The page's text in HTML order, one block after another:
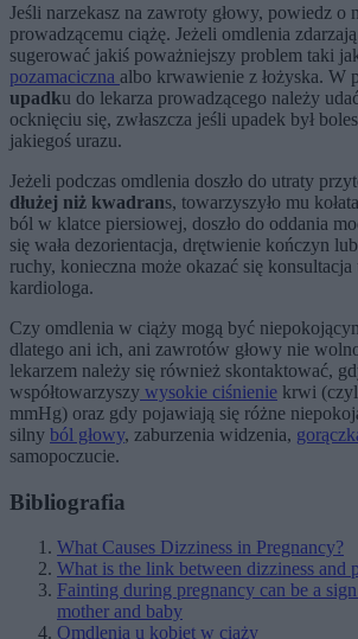
Jeśli narzekasz na zawroty głowy, powiedz o
prowadzącemu ciążę. Jeżeli omdlenia
sugerować jakiś poważniejszy problem taki
pozamaciczna albo krwawienie z łożyska. W
upadku do lekarza prowadzącego należy
ocknięciu się, zwłaszcza jeśli upadek był
jakiegoś urazu.
Jeżeli podczas omdlenia doszło do utraty
dłużej niż kwadrans, towarzyszyło mu
ból w klatce piersiowej, doszło do oddania
się wała dezorientacja, drętwienie kończyn
ruchy, konieczna może okazać się konsultacja
kardiologa.
Czy omdlenia w ciąży mogą być
dlatego ani ich, ani zawrotów głowy nie
lekarzem należy się również skontaktować,
współtowarzyszy wysokie ciśnienie krwi
mmHg) oraz gdy pojawiają się różne
silny ból głowy, zaburzenia widzenia,
samopoczucie.
Bibliografia
What Causes Dizziness in Pregnancy?
What is the link between dizziness and
Fainting during pregnancy can be a
mother and baby
Omdlenia u kobiet w ciąży